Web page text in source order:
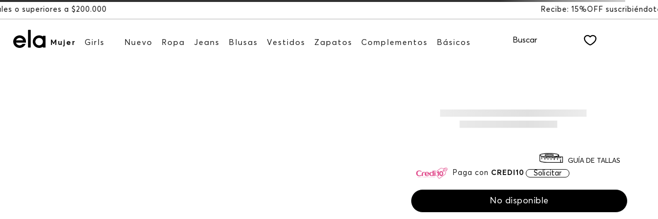
Recibe: 15%OFF suscribiéndote a nuestro NEWSLETTER
Mujer Girls Nuevo Ropa Jeans Blusas Vestidos Zapatos Complementos Básicos Buscar
Paga con CREDI10 Solicitar
GUÍA DE TALLAS
No disponible